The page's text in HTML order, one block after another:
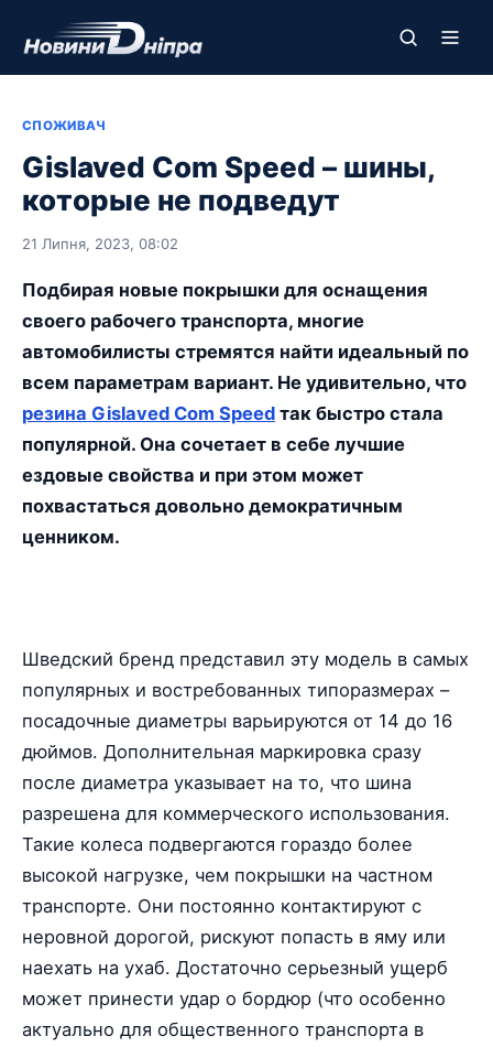
СПОЖИВАЧ
Gislaved Com Speed – шины,
которые не подведут
21 Липня, 2023, 08:02
Подбирая новые покрышки для оснащения
своего рабочего транспорта, многие
автомобилисты стремятся найти идеальный по
всем параметрам вариант. Не удивительно, что
резина Gislaved Com Speed так быстро стала
популярной. Она сочетает в себе лучшие
ездовые свойства и при этом может
похвастаться довольно демократичным
ценником.
Шведский бренд представил эту модель в самых
популярных и востребованных типоразмерах –
посадочные диаметры варьируются от 14 до 16
дюймов. Дополнительная маркировка сразу
после диаметра указывает на то, что шина
разрешена для коммерческого использования.
Такие колеса подвергаются гораздо более
высокой нагрузке, чем покрышки на частном
транспорте. Они постоянно контактируют с
неровной дорогой, рискуют попасть в яму или
наехать на ухаб. Достаточно серьезный ущерб
может принести удар о бордюр (что особенно
актуально для общественного транспорта в